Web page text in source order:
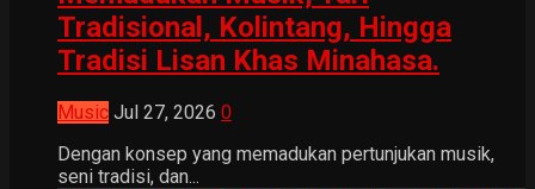
Tradisional, Kolintang, Hingga
Tradisi Lisan Khas Minahasa.
Music Jul 27, 2026 0
Dengan konsep yang memadukan pertunjukan musik,
seni tradisi, dan...